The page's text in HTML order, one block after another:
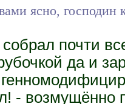
ясно, господин
почти
да и
- возмущённо